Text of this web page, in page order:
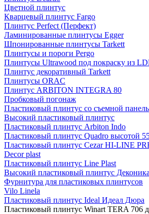
Цветной плинтус
Кварцевый плинтус Fargo
Плинтус Perfect (Перфект)
Ламинированные плинтусы Egger
Шпонированные плинтусы Tarkett
Плинтусы и пороги Pergo
Плинтусы Ultrawood под покраску из
Плинтус декоративный Tarkett
Плинтусы ORAC
Плинтус ARBITON INTEGRA 80
Пробковый погонаж
Пластиковый плинтус со съемной
Высокий пластиковый плинтус
Пластиковый плинтус Arbiton Indo
Пластиковый плинтус Quadro высотой
Пластиковый плинтус Cezar HI-LINE
Decor plast
Пластиковый плинтус Line Plast
Высокий пластиковый плинтус
Фурнитура для пластиковых плинтусов
Vilo Linela
Пластиковый плинтус Ideal Идеал Дюра
Пластиковый плинтус Winart TERA 706